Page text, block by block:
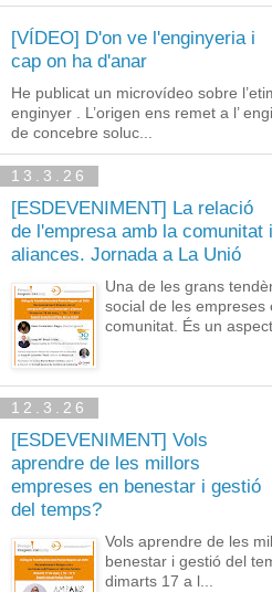
[VÍDEO] D'on ve l'enginyeria i
cap on ha d'anar
He publicat un microvídeo sobre
enginyer . L’origen ens remet a l’
de concebre soluc...
13.3.26
[ESDEVENIMENT] La relació
de l'empresa amb la comunitat i
aliances. Jornada a La Unió
Una de les grans
social de les empreses
comunitat. És un
12.3.26
[ESDEVENIMENT] Vols
aprendre de les millors
empreses en benestar i gestió
del temps?
Vols aprendre de les
benestar i gestió del
dimarts 17 a l...